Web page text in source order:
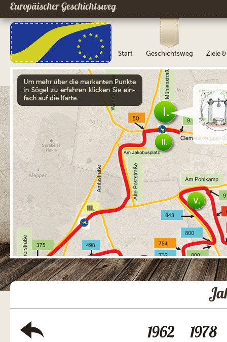
Europäischer Geschichtsweg
Start Geschichtsweg Ziele
1962 1978